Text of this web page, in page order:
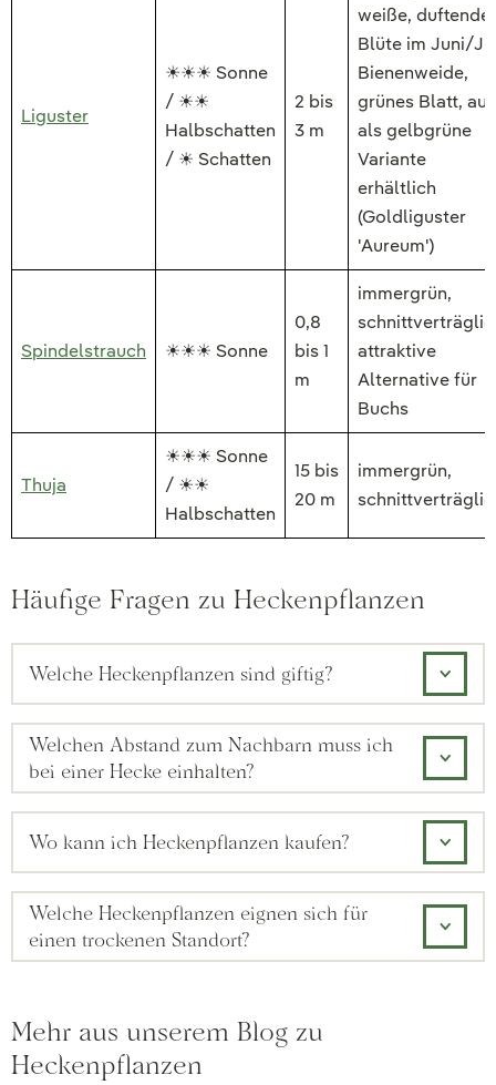
Liguster
☀☀☀ Sonne
/ ☀☀
Halbschatten
/ ☀ Schatten
2 bis
3 m
weiße, duftende
Blüte im Juni/
Bienenweide,
grünes Blatt,
als gelbgrüne
Variante
erhältlich
(Goldliguster
'Aureum')
Spindelstrauch ☀☀☀ Sonne
0,8
bis 1
m
immergrün,
attraktive
Alternative für
Buchs
Thuja
☀☀☀ Sonne
/ ☀☀
Halbschatten
15 bis
20 m
immergrün,
Häufige Fragen zu Heckenpflanzen
Welche Heckenpflanzen sind giftig?
Welchen Abstand zum Nachbarn muss ich
bei einer Hecke einhalten?
Wo kann ich Heckenpflanzen kaufen?
Welche Heckenpflanzen eignen sich für
einen trockenen Standort?
Mehr aus unserem Blog zu
Heckenpflanzen